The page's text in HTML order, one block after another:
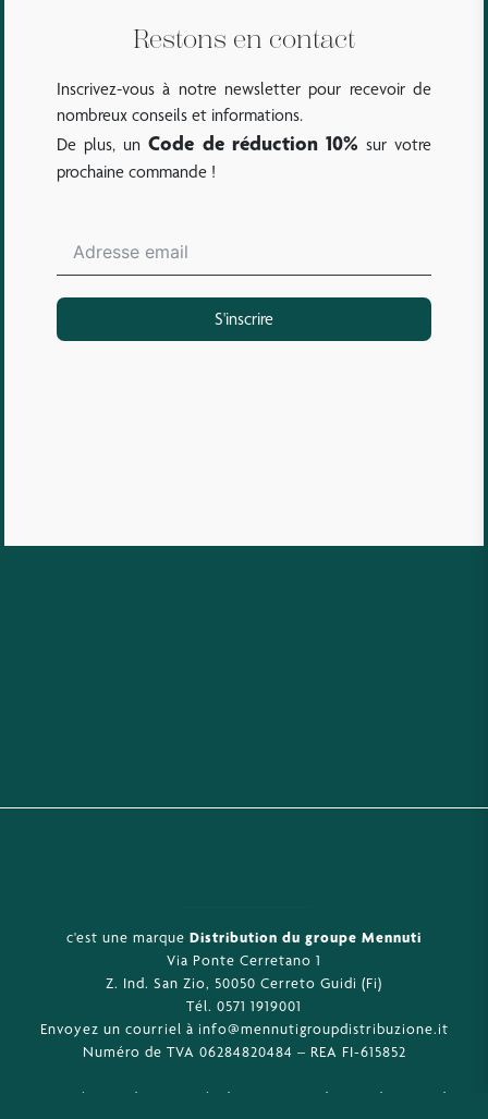
Restons en contact
Inscrivez-vous à notre newsletter pour recevoir de
nombreux conseils et informations.
De plus, unCode de réduction 10% sur votre
prochaine commande !
S'inscrire
c'est une marque Distribution du groupe Mennuti
Via Ponte Cerretano 1
Z. Ind. San Zio, 50050 Cerreto Guidi (Fi)
Tél. 0571 1919001
Envoyez un courriel à info@mennutigroupdistribuzione.it
Numéro de TVA 06284820484 – REA FI-615852
Sous réserve des activités de gestion et de coordination de